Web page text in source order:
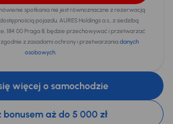
spotkania nie jest równoznaczne z rezerwacją
pojazdu. AURES Holdings a.s., z siedzibą
184 00 Praga 8, będzie przechowywać i przetwarzać
z zasadami ochrony i przetwarzaniadanych
osobowych.
więcej o samochodzie
bonusem aż do 5 000 zł